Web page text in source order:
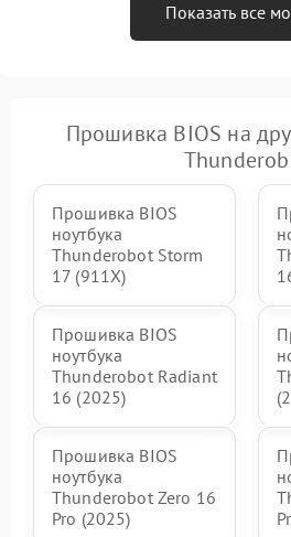
Показать все
Прошивка BIOS на
Прошивка BIOS
ноутбука
Thunderobot Storm
17 (911X)
Прошивка BIOS
ноутбука
Thunderobot Radiant
16 (2025)
Прошивка BIOS
ноутбука
Thunderobot Zero 16
Pro (2025)